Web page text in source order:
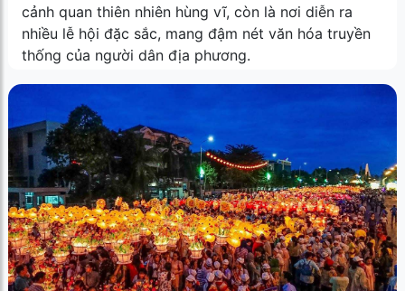
cảnh quan thiên nhiên hùng vĩ, còn là nơi diễn ra
nhiều lễ hội đặc sắc, mang đậm nét văn hóa truyền
thống của người dân địa phương.